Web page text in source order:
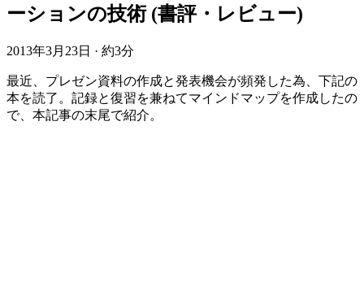
ーションの技術 (書評・レビュー)
2013年3月23日 · 約3分
最近、プレゼン資料の作成と発表機会が頻発した為、下記の
本を読了。記録と復習を兼ねてマインドマップを作成したの
で、本記事の末尾で紹介。